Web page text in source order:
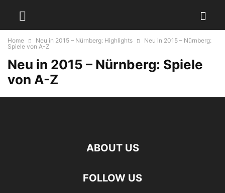
Home Neu in 2015 – Nürnberg: Highlights
Neu in 2015 – Nürnberg:
Spiele von A-Z
Neu in 2015 – Nürnberg: Spiele
von A-Z
ABOUT US
FOLLOW US